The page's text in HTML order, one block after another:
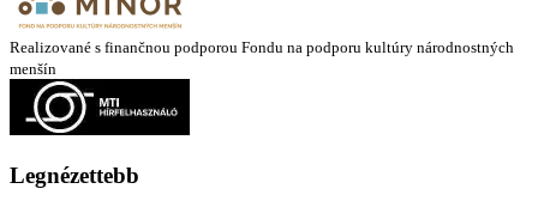
Realizované s finančnou podporou Fondu na podporu kultúry národnostných
menšín
Legnézettebb